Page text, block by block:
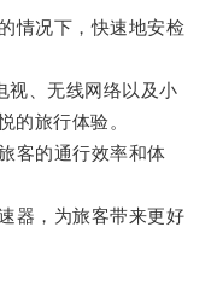
况下，快速地安检
、无线网络以及小
的旅行体验。
的通行效率和体
，为旅客带来更好